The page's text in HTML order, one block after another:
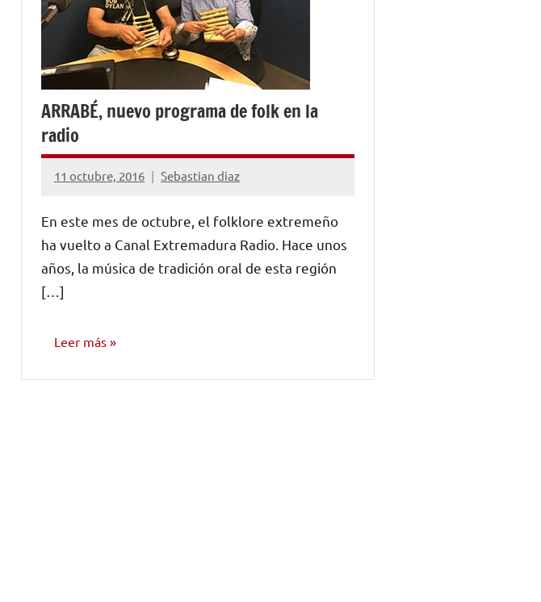
ARRABÉ, nuevo programa de folk en la
radio
11 octubre, 2016 Sebastian diaz
No
comentarios
En este mes de octubre, el folklore extremeño
ha vuelto a Canal Extremadura Radio. Hace unos
años, la música de tradición oral de esta región
[…]
Leer más